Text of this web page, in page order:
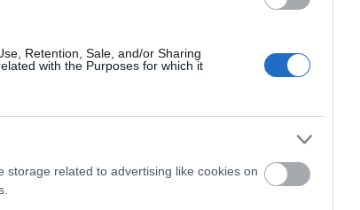
Retention, Sale, and/or Sharing
with the Purposes for which it
storage related to advertising like cookies on
(1